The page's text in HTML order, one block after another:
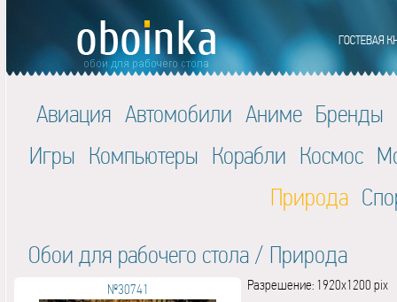
Авиация Автомобили Аниме Бренды
Игры Компьютеры Корабли Космос
Природа
Обои для рабочего стола / Природа
№30741 Разрешение: 1920x1200 pix